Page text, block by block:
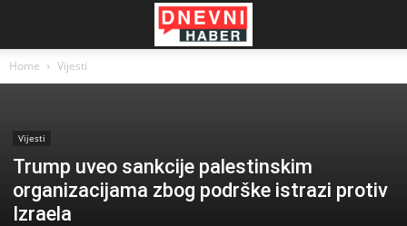
Home Vijesti
Vijesti
Trump uveo sankcije palestinskim
organizacijama zbog podrške istrazi protiv
Izraela